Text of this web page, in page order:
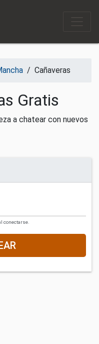
/ Cañaveras
Gratis
a chatear con nuevos
conectarse.